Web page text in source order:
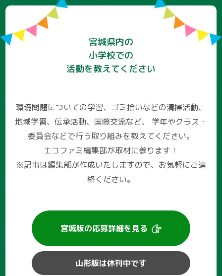
宮城県内の
小学校での
活動を教えてください
環境問題についての学習、ゴミ拾いなどの清掃活動、
地域学習、伝承活動、国際交流など、
学年やクラス・
委員会などで行う取り組みを教えてください。
エコファミ編集部が取材に参ります！
※記事は編集部が作成いたしますので、お気軽にご連
絡ください。
宮城版の応募詳細を見る
山形版は休刊中です